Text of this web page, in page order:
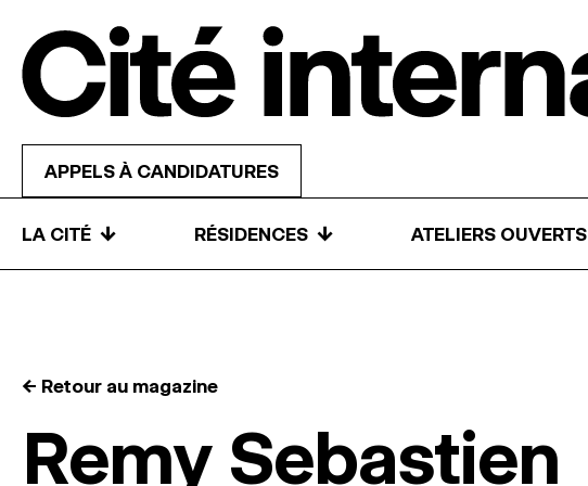
APPELS À CANDIDATURES
LA CITÉ ↓ RÉSIDENCES ↓ ATELIERS OUVERTS
← Retour au magazine
Remy Sebastien